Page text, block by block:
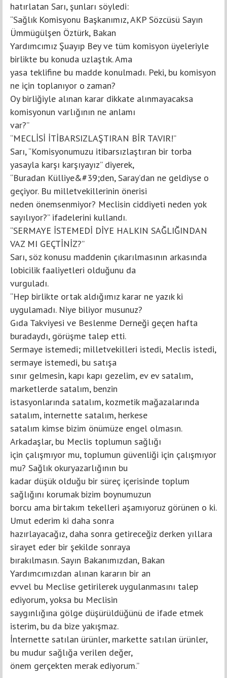
hatırlatan Sarı, şunları söyledi:
“Sağlık Komisyonu Başkanımız, AKP Sözcüsü Sayın
Ümmügülşen Öztürk, Bakan
Yardımcımız Şuayıp Bey ve tüm komisyon üyeleriyle
birlikte bu konuda uzlaştık. Ama
yasa teklifine bu madde konulmadı. Peki, bu komisyon
ne için toplanıyor o zaman?
Oy birliğiyle alınan karar dikkate alınmayacaksa
komisyonun varlığının ne anlamı
var?”
“MECLİSİ İTİBARSIZLAŞTIRAN BİR TAVIR!”
Sarı, “Komisyonumuzu itibarsızlaştıran bir torba
yasayla karşı karşıyayız” diyerek,
“Buradan Külliye&#39;den, Saray’dan ne geldiyse o
geçiyor. Bu milletvekillerinin önerisi
neden önemsenmiyor? Meclisin ciddiyeti neden yok
sayılıyor?” ifadelerini kullandı.
“SERMAYE İSTEMEDİ DİYE HALKIN SAĞLIĞINDAN
VAZ MI GEÇTİNİZ?”
Sarı, söz konusu maddenin çıkarılmasının arkasında
lobicilik faaliyetleri olduğunu da
vurguladı.
“Hep birlikte ortak aldığımız karar ne yazık ki
uygulamadı. Niye biliyor musunuz?
Gıda Takviyesi ve Beslenme Derneği geçen hafta
buradaydı, görüşme talep etti.
Sermaye istemedi; milletvekilleri istedi, Meclis istedi,
sermaye istemedi, bu satışa
sınır gelmesin, kapı kapı gezelim, ev ev satalım,
marketlerde satalım, benzin
istasyonlarında satalım, kozmetik mağazalarında
satalım, internette satalım, herkese
satalım kimse bizim önümüze engel olmasın.
Arkadaşlar, bu Meclis toplumun sağlığı
için çalışmıyor mu, toplumun güvenliği için çalışmıyor
mu? Sağlık okuryazarlığının bu
kadar düşük olduğu bir süreç içerisinde toplum
sağlığını korumak bizim boynumuzun
borcu ama birtakım tekelleri aşamıyoruz görünen o ki.
Umut ederim ki daha sonra
hazırlayacağız, daha sonra getireceğiz derken yıllara
sirayet eder bir şekilde sonraya
bırakılmasın. Sayın Bakanımızdan, Bakan
Yardımcımızdan alınan kararın bir an
evvel bu Meclise getirilerek uygulanmasını talep
ediyorum, yoksa bu Meclisin
saygınlığına gölge düşürüldüğünü de ifade etmek
isterim, bu da bize yakışmaz.
İnternette satılan ürünler, markette satılan ürünler,
bu mudur sağlığa verilen değer,
önem gerçekten merak ediyorum.”